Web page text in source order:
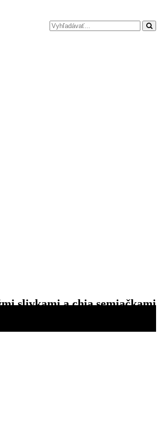
slivkami a chia semiačkami